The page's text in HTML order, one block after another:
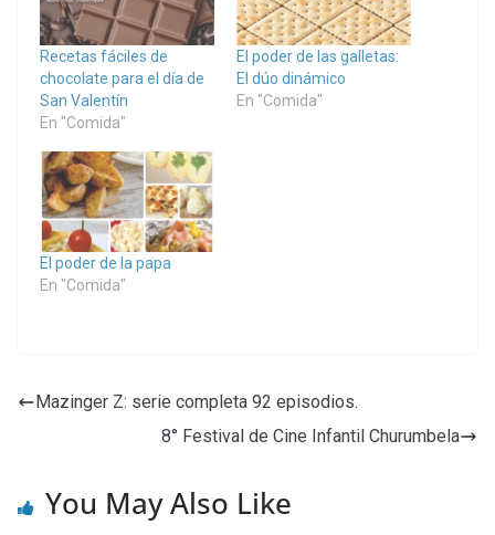
Recetas fáciles de
chocolate para el día de
San Valentín
En "Comida"
El poder de las galletas:
El dúo dinámico
En "Comida"
El poder de la papa
En "Comida"
Mazinger Z: serie completa 92 episodios.
8° Festival de Cine Infantil Churumbela
You May Also Like